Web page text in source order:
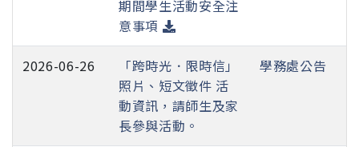
期間學生活動安全注
意事項
2026-06-26
「跨時光．限時信」
照片、短文徵件 活
動資訊，請師生及家
長參與活動。
學務處公告